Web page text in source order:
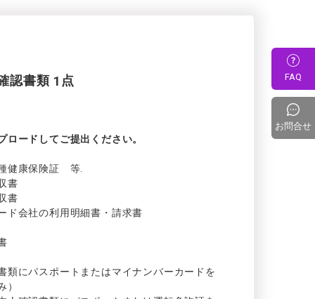
認書類 1 点
ロードしてご提出ください。
健康保険証 等.
書
書
ド会社の利用明細書 ・ 請求書
類にパスポートまたはマイナンバーカードを
）
FAQ
お問合せ